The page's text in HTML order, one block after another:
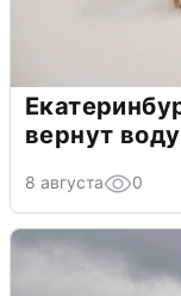
вернут воду
8 августа 0